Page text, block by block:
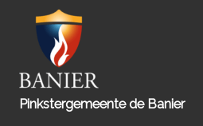
Pinkstergemeente de Banier